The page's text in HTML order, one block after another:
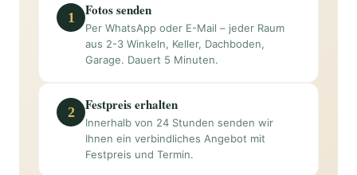
1 Fotos senden
Per WhatsApp oder E-Mail – jeder Raum
aus 2-3 Winkeln, Keller, Dachboden,
Garage. Dauert 5 Minuten.
2 Festpreis erhalten
Innerhalb von 24 Stunden senden wir
Ihnen ein verbindliches Angebot mit
Festpreis und Termin.